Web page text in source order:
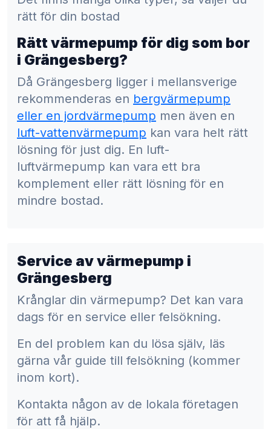
rätt för din bostad
Rätt värmepump för dig som bor
i Grängesberg?
Då Grängesberg ligger i mellansverige
rekommenderas en bergvärmepump
eller en jordvärmepump men även en
luft-vattenvärmepump kan vara helt rätt
lösning för just dig. En luft-
luftvärmepump kan vara ett bra
komplement eller rätt lösning för en
mindre bostad.
Service av värmepump i
Grängesberg
Krånglar din värmepump? Det kan vara
dags för en service eller felsökning.
En del problem kan du lösa själv, läs
gärna vår guide till felsökning (kommer
inom kort).
Kontakta någon av de lokala företagen
för att få hjälp.